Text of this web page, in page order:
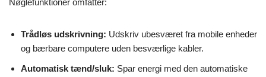
Nøglefunktioner omfatter:
Trådløs udskrivning: Udskriv ubesværet fra mobile enheder
og bærbare computere uden besværlige kabler.
Automatisk tænd/sluk: Spar energi med den automatiske